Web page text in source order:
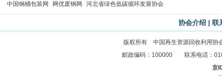
中国钢桶包装网
网优废钢网 河北省绿色低碳循环发展协会
协会介绍 | 联
版权所有 中国再生资源回收利用
邮政编码：100000 联系电话：
京